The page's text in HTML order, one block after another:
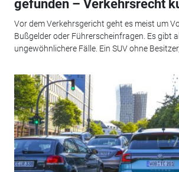
gefunden – Verkehrsrecht
Vor dem Verkehrsgericht geht es meist um
Bußgelder oder Führerscheinfragen. Es gibt
ungewöhnlichere Fälle. Ein SUV ohne